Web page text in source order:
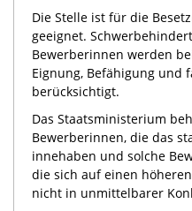
Die Stelle ist für die
geeignet.
Bewerberinnen werden
Eignung, Befähigung und
berücksichtigt.
Das Staatsministerium
Bewerberinnen, die das
innehaben und solche
die sich auf einen
nicht in unmittelbarer